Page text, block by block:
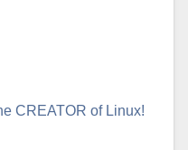
CREATOR of Linux!